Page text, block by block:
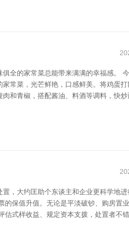
全的家常菜总能带来满满的幸福感。
常菜，光芒鲜艳，口感鲜美。将鸡蛋打
和青椒，搭配酱油、料酒等调料，快炒
，大约匡助个东谈主和企业更科学地进
的保值升值。无论是平淡破钞、购房置
式样收益、规定资本支拨，处置者不